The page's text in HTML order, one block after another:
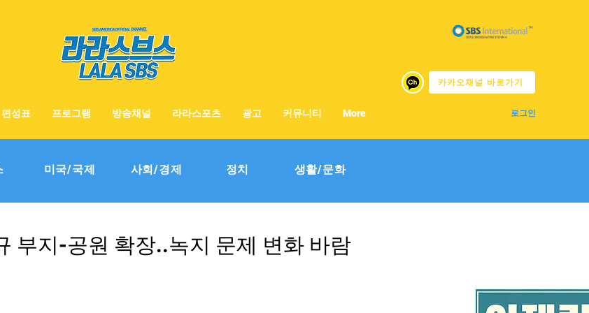
카카오채널 바로가기
로그인
편성표 프로그램 방송채널 라라스포츠 광고 커뮤니티 More
미국/국제 사회/경제 정치 생활/문화
부지-공원 확장..녹지 문제 변화 바람